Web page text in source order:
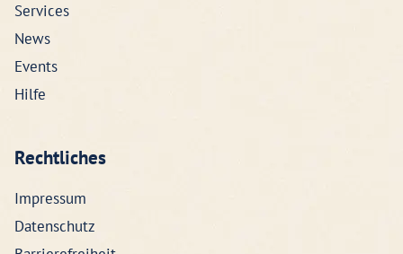
Services
News
Events
Hilfe
Rechtliches
Impressum
Datenschutz